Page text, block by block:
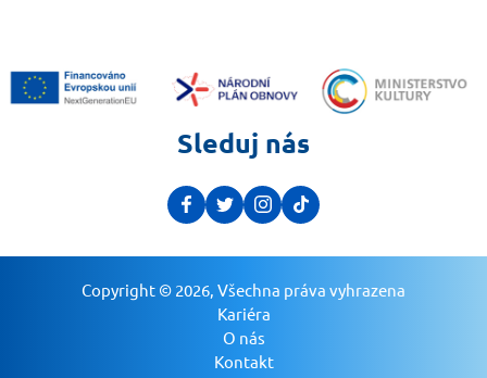
Sleduj nás
Copyright © 2026, Všechna práva vyhrazena
Kariéra
O nás
Kontakt